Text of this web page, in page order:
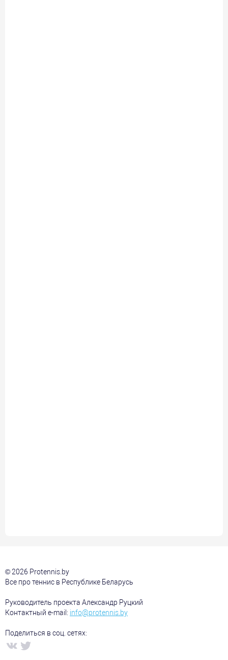
© 2026 Protennis.by
Все про теннис в Республике Беларусь
Руководитель проекта Александр Руцкий
Контактный e-mail: info@protennis.by
Поделиться в соц. сетях: